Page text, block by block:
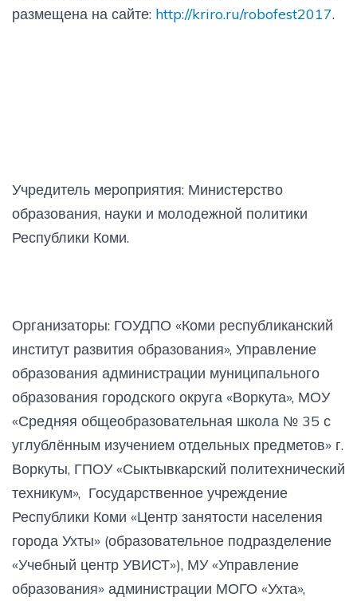
размещена на сайте: http://kriro.ru/robofest2017.
Учредитель мероприятия: Министерство
образования, науки и молодежной политики
Республики Коми.
Организаторы: ГОУДПО «Коми республиканский
институт развития образования», Управление
образования администрации муниципального
образования городского округа «Воркута», МОУ
«Средняя общеобразовательная школа № 35 с
углублённым изучением отдельных предметов» г.
Воркуты, ГПОУ «Сыктывкарский политехнический
техникум», Государственное учреждение
Республики Коми «Центр занятости населения
города Ухты» (образовательное подразделение
«Учебный центр УВИСТ»), МУ «Управление
образования» администрации МОГО «Ухта»,